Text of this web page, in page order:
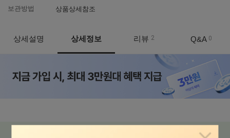
보관방법 상품상세참조
상세설명 상세정보 리뷰 2 Q&A 0